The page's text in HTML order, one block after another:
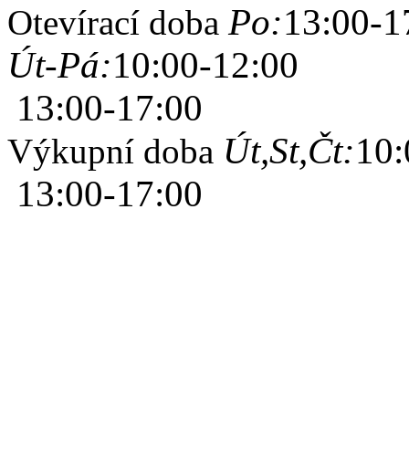
Otevírací doba Po:13:00-
Út-Pá:10:00-12:00
13:00-17:00
Výkupní doba Út,St,Čt:
13:00-17:00